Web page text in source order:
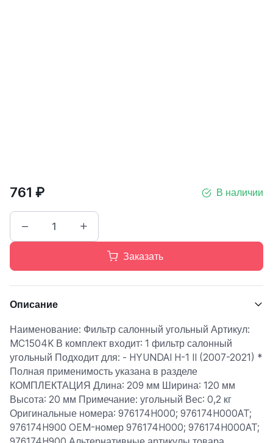
761 ₽ В наличии
Заказать
Описание
Наименование: Фильтр салонный угольный Артикул:
MC1504K В комплект входит: 1 фильтр салонный
угольный Подходит для: - HYUNDAI H-1 II (2007-2021) *
Полная применимость указана в разделе
КОМПЛЕКТАЦИЯ Длина: 209 мм Ширина: 120 мм
Высота: 20 мм Примечание: угольный Вес: 0,2 кг
Оригинальные номера: 976174H000; 976174H000AT;
976174H900 OEM-номер 976174H000; 976174H000AT;